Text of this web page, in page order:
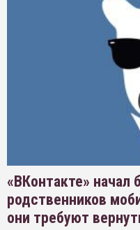
«ВКонтакте» начал
родственников
они требуют